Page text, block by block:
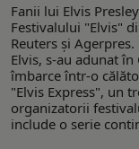
Fanii lui Elvis
Festivalului "Elvis"
Reuters și
Elvis, s-au adunat
îmbarce într-o
"Elvis Express", un
organizatorii
include o serie